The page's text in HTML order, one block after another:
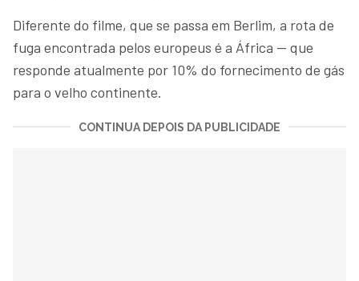
Diferente do filme, que se passa em Berlim, a rota de
fuga encontrada pelos europeus é a África — que
responde atualmente por 10% do fornecimento de gás
para o velho continente.
CONTINUA DEPOIS DA PUBLICIDADE